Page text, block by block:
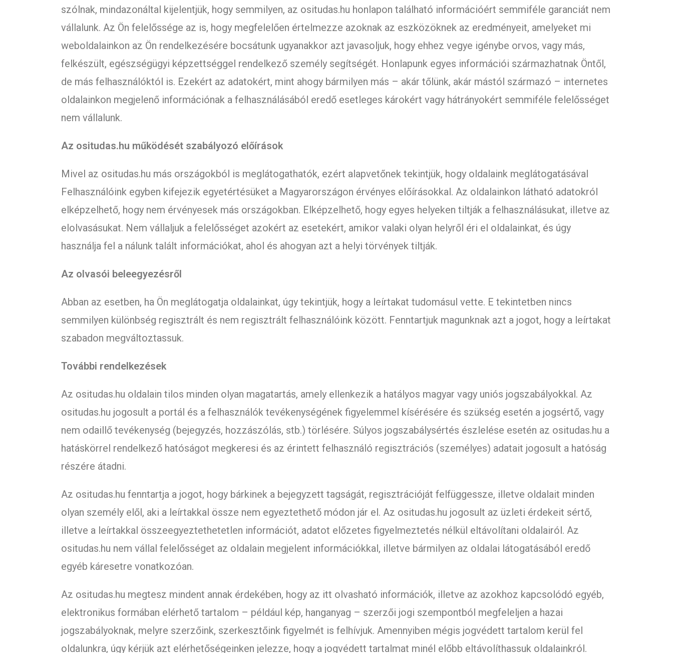
szólnak, mindazonáltal kijelentjük, hogy semmilyen, az ositudas.hu honlapon található információért semmiféle garanciát nem
vállalunk. Az Ön felelőssége az is, hogy megfelelően értelmezze azoknak az eszközöknek az eredményeit, amelyeket mi
weboldalainkon az Ön rendelkezésére bocsátunk ugyanakkor azt javasoljuk, hogy ehhez vegye igénybe orvos, vagy más,
felkészült, egészségügyi képzettséggel rendelkező személy segítségét. Honlapunk egyes információi származhatnak Öntől,
de más felhasználóktól is. Ezekért az adatokért, mint ahogy bármilyen más – akár tőlünk, akár mástól származó – internetes
oldalainkon megjelenő információnak a felhasználásából eredő esetleges károkért vagy hátrányokért semmiféle felelősséget
nem vállalunk.
Az ositudas.hu működését szabályozó előírások
Mivel az ositudas.hu más országokból is meglátogathatók, ezért alapvetőnek tekintjük, hogy oldalaink meglátogatásával
Felhasználóink egyben kifejezik egyetértésüket a Magyarországon érvényes előírásokkal. Az oldalainkon látható adatokról
elképzelhető, hogy nem érvényesek más országokban. Elképzelhető, hogy egyes helyeken tiltják a felhasználásukat, illetve az
elolvasásukat. Nem vállaljuk a felelősséget azokért az esetekért, amikor valaki olyan helyről éri el oldalainkat, és úgy
használja fel a nálunk talált információkat, ahol és ahogyan azt a helyi törvények tiltják.
Az olvasói beleegyezésről
Abban az esetben, ha Ön meglátogatja oldalainkat, úgy tekintjük, hogy a leírtakat tudomásul vette. E tekintetben nincs
semmilyen különbség regisztrált és nem regisztrált felhasználóink között. Fenntartjuk magunknak azt a jogot, hogy a leírtakat
szabadon megváltoztassuk.
További rendelkezések
Az ositudas.hu oldalain tilos minden olyan magatartás, amely ellenkezik a hatályos magyar vagy uniós jogszabályokkal. Az
ositudas.hu jogosult a portál és a felhasználók tevékenységének figyelemmel kísérésére és szükség esetén a jogsértő, vagy
nem odaillő tevékenység (bejegyzés, hozzászólás, stb.) törlésére. Súlyos jogszabálysértés észlelése esetén az ositudas.hu a
hatáskörrel rendelkező hatóságot megkeresi és az érintett felhasználó regisztrációs (személyes) adatait jogosult a hatóság
részére átadni.
Az ositudas.hu fenntartja a jogot, hogy bárkinek a bejegyzett tagságát, regisztrációját felfüggessze, illetve oldalait minden
olyan személy elől, aki a leírtakkal össze nem egyeztethető módon jár el. Az ositudas.hu jogosult az üzleti érdekeit sértő,
illetve a leírtakkal összeegyeztethetetlen információt, adatot előzetes figyelmeztetés nélkül eltávolítani oldalairól. Az
ositudas.hu nem vállal felelősséget az oldalain megjelent információkkal, illetve bármilyen az oldalai látogatásából eredő
egyéb káresetre vonatkozóan.
Az ositudas.hu megtesz mindent annak érdekében, hogy az itt olvasható információk, illetve az azokhoz kapcsolódó egyéb,
elektronikus formában elérhető tartalom – például kép, hanganyag – szerzői jogi szempontból megfeleljen a hazai
jogszabályoknak, melyre szerzőink, szerkesztőink figyelmét is felhívjuk. Amennyiben mégis jogvédett tartalom kerül fel
oldalunkra, úgy kérjük azt elérhetőségeinken jelezze, hogy a jogvédett tartalmat minél előbb eltávolíthassuk oldalainkról.